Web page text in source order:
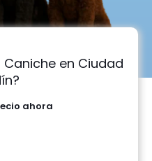
en Ciudad
ahora